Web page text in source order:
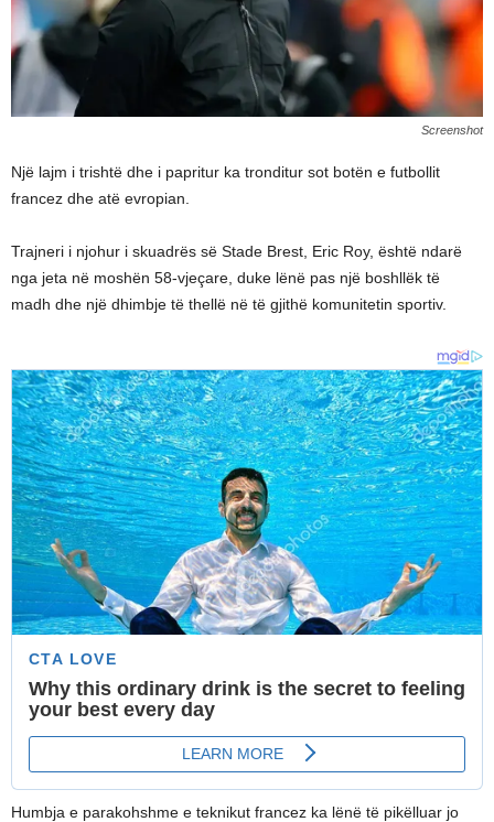
Screenshot
Një lajm i trishtë dhe i papritur ka tronditur sot botën e futbollit
francez dhe atë evropian.
Trajneri i njohur i skuadrës së Stade Brest, Eric Roy, është ndarë
nga jeta në moshën 58-vjeçare, duke lënë pas një boshllëk të
madh dhe një dhimbje të thellë në të gjithë komunitetin sportiv.
Humbja e parakohshme e teknikut francez ka lënë të pikëlluar jo